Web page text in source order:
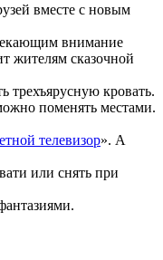
вместе с новым
внимание
жителям сказочной
трехъярусную кровать.
поменять местами.
телевизор». А
или снять при